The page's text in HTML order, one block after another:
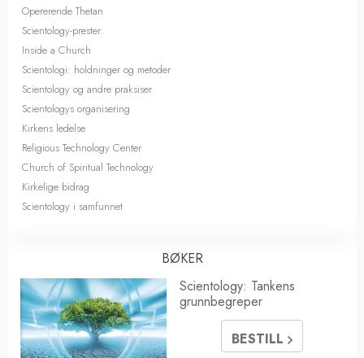
Opererende Thetan
Scientology-prester
Inside a Church
Scientologi: holdninger og metoder
Scientology og andre praksiser
Scientologys organisering
Kirkens ledelse
Religious Technology Center
Church of Spiritual Technology
Kirkelige bidrag
Scientology i samfunnet
BØKER
Scientology: Tankens
grunnbegreper
BESTILL